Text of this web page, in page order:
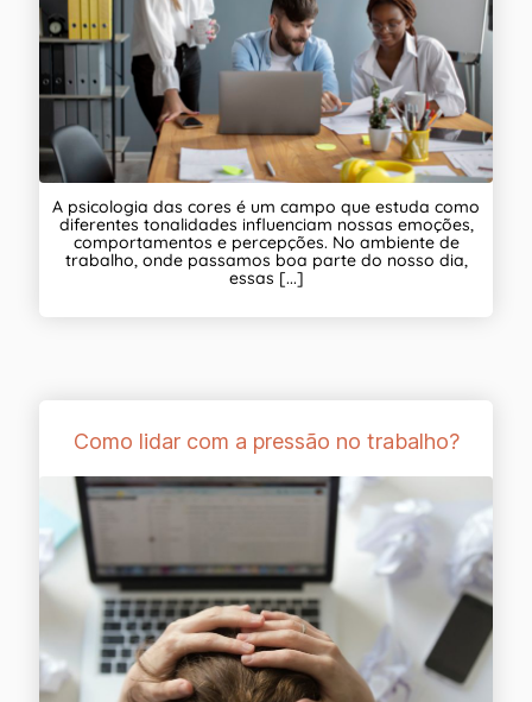
A psicologia das cores é um campo que estuda como
diferentes tonalidades influenciam nossas emoções,
comportamentos e percepções. No ambiente de
trabalho, onde passamos boa parte do nosso dia,
essas [...]
Como lidar com a pressão no trabalho?